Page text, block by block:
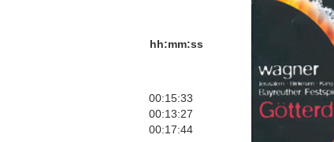
hh:mm:ss
00:15:33
00:13:27
00:17:44